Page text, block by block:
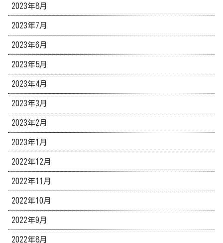
2023年8月
2023年7月
2023年6月
2023年5月
2023年4月
2023年3月
2023年2月
2023年1月
2022年12月
2022年11月
2022年10月
2022年9月
2022年8月